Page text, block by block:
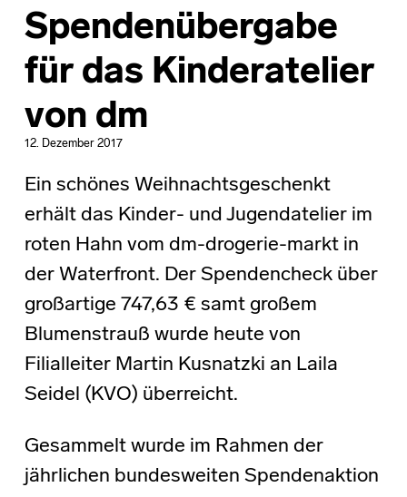
Spendenübergabe
für das Kinderatelier
von dm
12. Dezember 2017
Ein schönes Weihnachtsgeschenkt
erhält das Kinder- und Jugendatelier im
roten Hahn vom dm-drogerie-markt in
der Waterfront. Der Spendencheck über
großartige 747,63 € samt großem
Blumenstrauß wurde heute von
Filialleiter Martin Kusnatzki an Laila
Seidel (KVO) überreicht.
Gesammelt wurde im Rahmen der
jährlichen bundesweiten Spendenaktion